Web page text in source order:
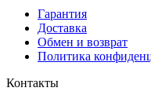
Гарантия
Доставка
Обмен и возврат
Политика
Контакты